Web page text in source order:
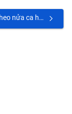
Đơn xin nghỉ có thể nghỉ theo nửa ca hay không?